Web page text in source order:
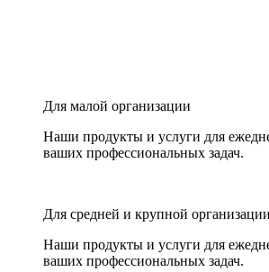
Для малой организации
Наши продукты и услуги для
ваших профессиональных задач.
Для средней и крупной организации
Наши продукты и услуги для
ваших профессиональных задач.